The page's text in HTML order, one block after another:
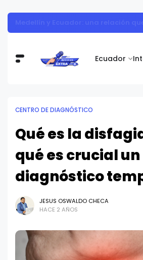
Ecuador
CENTRO DE DIAGNÓSTICO
Qué es la
qué es crucial un
diagnóstico
JESUS OSWALDO CHECA
HACE 2 AÑOS